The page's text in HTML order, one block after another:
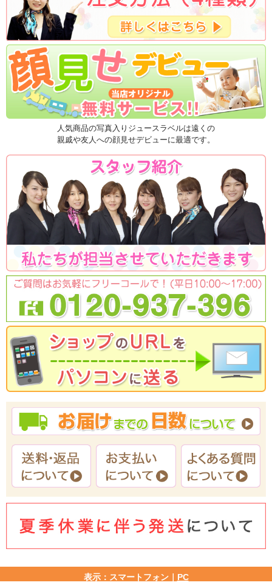
人気商品の写真入りジュースラベルは遠くの
親戚や友人への顔見せデビューに最適です。
表示：スマートフォン｜ PC